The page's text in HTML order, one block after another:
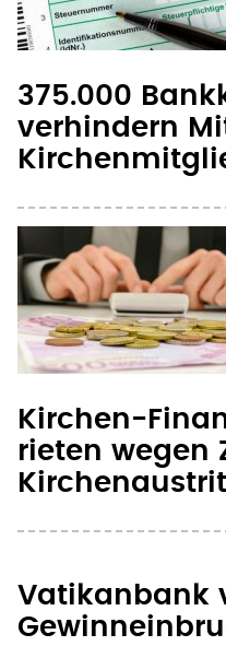
375.000
verhindern
Kirchen-
rieten wegen
Vatikanbank